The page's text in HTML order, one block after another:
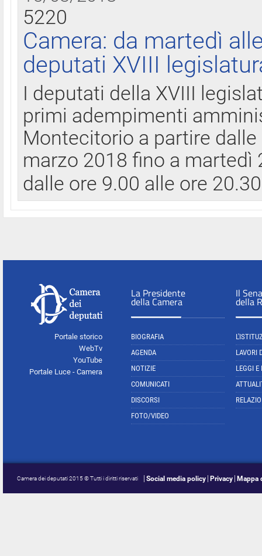
5220
Camera: da martedì
deputati XVIII
I deputati della XVIII
primi adempimenti
Montecitorio a partire
marzo 2018 fino a
dalle ore 9.00 alle ore
Portale storico
WebTv
YouTube
Portale Luce - Camera
La Presidente
della Camera
BIOGRAFIA
AGENDA
NOTIZIE
COMUNICATI
DISCORSI
FOTO/VIDEO
Il
della
LAVORI
LEGGI E
Camera dei deputati 2015 © Tutti i diritti riservati Social media policy Privacy Mappa